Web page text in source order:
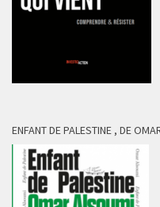
ENFANT DE PALESTINE , DE